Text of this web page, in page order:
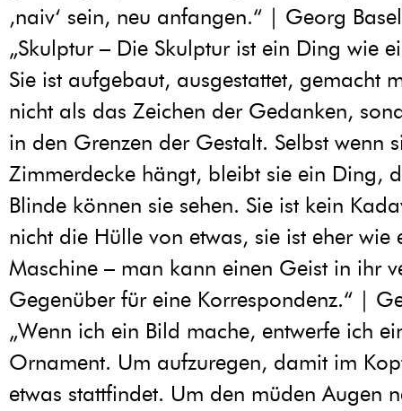
‚naiv‘ sein, neu anfangen.“ | Georg
„Skulptur – Die Skulptur ist ein Ding wie
Sie ist aufgebaut, ausgestattet, gemacht
nicht als das Zeichen der Gedanken,
in den Grenzen der Gestalt. Selbst wenn
Zimmerdecke hängt, bleibt sie ein Ding,
Blinde können sie sehen. Sie ist kein
nicht die Hülle von etwas, sie ist eher wie
Maschine – man kann einen Geist in ihr
Gegenüber für eine Korrespondenz.“ |
„Wenn ich ein Bild mache, entwerfe ich
Ornament. Um aufzuregen, damit im
etwas stattfindet. Um den müden Augen